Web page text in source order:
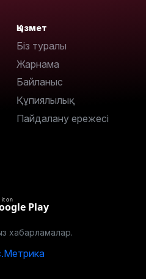
Қызмет
Біз туралы
Жарнама
Байланыс
Құпиялылық
Пайдалану ережесі
it on
Play
хабарламалар.